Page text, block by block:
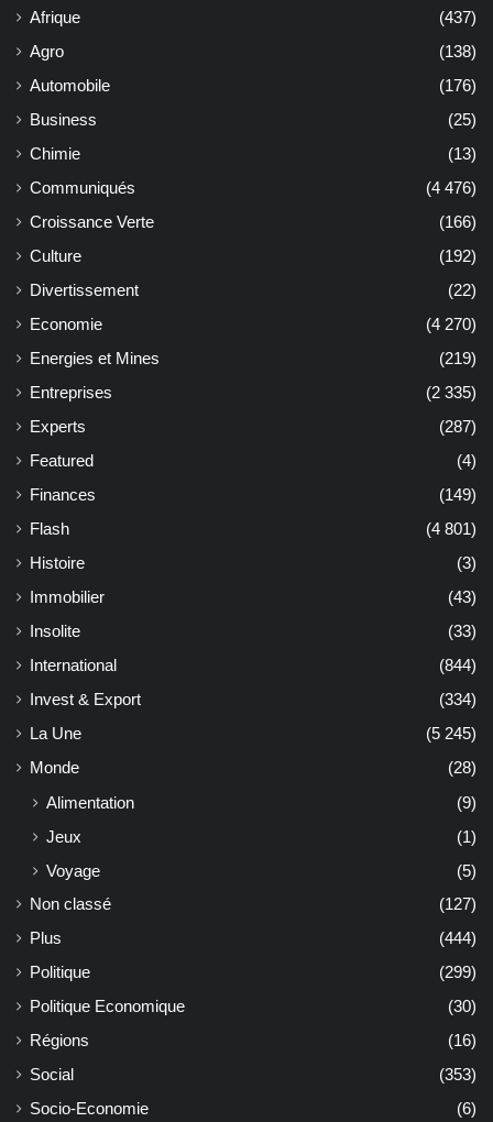
Afrique
(437)
Agro
(138)
Automobile
(176)
Business
(25)
Chimie
(13)
Communiqués
(4 476)
Croissance Verte
(166)
Culture
(192)
Divertissement
(22)
Economie
(4 270)
Energies et Mines
(219)
Entreprises
(2 335)
Experts
(287)
Featured
(4)
Finances
(149)
Flash
(4 801)
Histoire
(3)
Immobilier
(43)
Insolite
(33)
International
(844)
Invest & Export
(334)
La Une
(5 245)
Monde
(28)
Alimentation
(9)
Jeux
(1)
Voyage
(5)
Non classé
(127)
Plus
(444)
Politique
(299)
Politique Economique
(30)
Régions
(16)
Social
(353)
Socio-Economie
(6)